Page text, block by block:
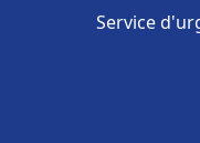
Service